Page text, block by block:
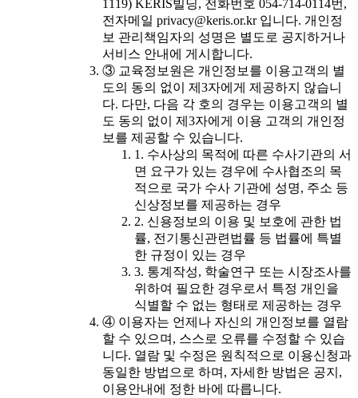
1119) KERIS빌딩, 전화번호 054-714-0114번,
전자메일 privacy@keris.or.kr 입니다. 개인정
보 관리책임자의 성명은 별도로 공지하거나
서비스 안내에 게시합니다.
③ 교육정보원은 개인정보를 이용고객의 별
도의 동의 없이 제3자에게 제공하지 않습니
다. 다만, 다음 각 호의 경우는 이용고객의 별
도 동의 없이 제3자에게 이용 고객의 개인정
보를 제공할 수 있습니다.
1. 수사상의 목적에 따른 수사기관의 서
면 요구가 있는 경우에 수사협조의 목
적으로 국가 수사 기관에 성명, 주소 등
신상정보를 제공하는 경우
2. 신용정보의 이용 및 보호에 관한 법
률, 전기통신관련법률 등 법률에 특별
한 규정이 있는 경우
3. 통계작성, 학술연구 또는 시장조사를
위하여 필요한 경우로서 특정 개인을
식별할 수 없는 형태로 제공하는 경우
④ 이용자는 언제나 자신의 개인정보를 열람
할 수 있으며, 스스로 오류를 수정할 수 있습
니다. 열람 및 수정은 원칙적으로 이용신청과
동일한 방법으로 하며, 자세한 방법은 공지,
이용안내에 정한 바에 따릅니다.